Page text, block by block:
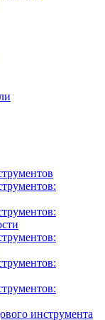
инструмента